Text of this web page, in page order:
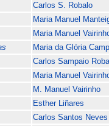
Carlos S. Robalo
Maria Manuel
Maria Manuel
Maria da Glória
Carlos Sampaio
Maria Manuel
M. Manuel Vairinho
Esther Liñares
Carlos Santos Neves